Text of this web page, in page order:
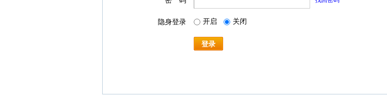
隐身登录 开启 关闭
登录